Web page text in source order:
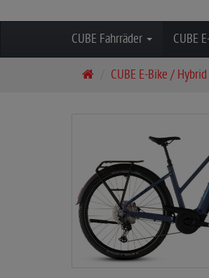
CUBE Fahrräder CUBE
s
e
i
t
e
CUBE E-Bike / Hybrid